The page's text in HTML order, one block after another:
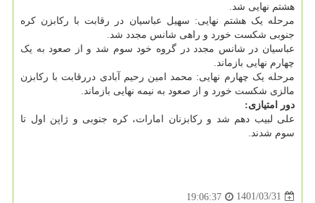
هشتم نهایی شد.
مرحله یک هشتم نهایی: سهیل عباسیان در رقابت با رکابزن کره
جنوبی شکست خورد و راهی شانس مجدد شد.
عباسیان در شانس مجدد در گروه خود سوم شد و از صعود به یک
چهارم نهایی بازماند.
مرحله یک چهارم نهایی: محمد امین رحیم آبادی دررقابت با رکابزن
مالزی شکست خورد و از صعود به نیمه نهایی بازماند.
دور امتیازی:
علی لبیب دهم شد و رکابزنان امارات، کره جنوبی و ژاپن اول تا
سوم شدند.
1401/03/31
19:06:37